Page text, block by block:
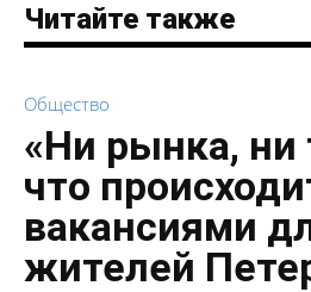
Читайте также
Общество
«Ни рынка, ни
что
вакансиями
жителей